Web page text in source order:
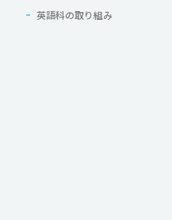
英語科の取り組み